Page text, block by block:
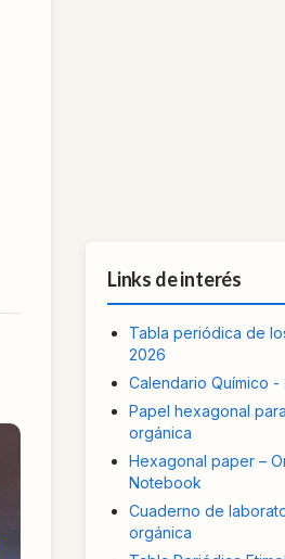
Links de interés
Tabla periódica de
2026
Calendario Químico -
Papel hexagonal
orgánica
Hexagonal paper –
Notebook
Cuaderno de
orgánica